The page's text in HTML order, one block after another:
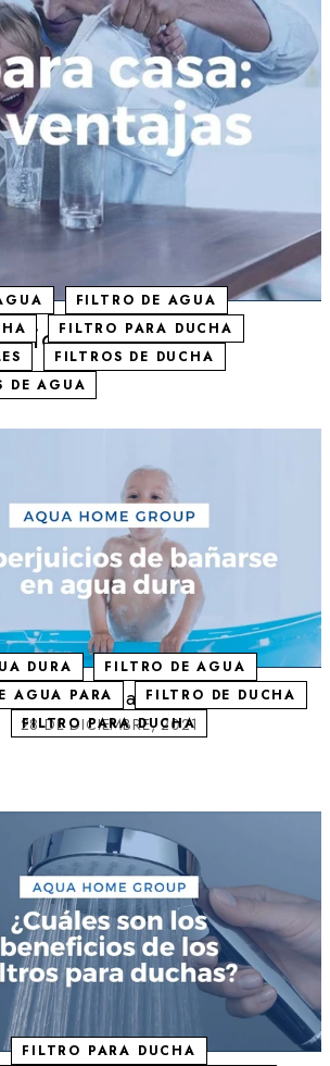
FILTRO DE AGUA
FILTRO PARA DUCHA
FILTROS DE DUCHA
DE AGUA
y ventajas
DURA
FILTRO DE AGUA
AGUA PARA
FILTRO DE DUCHA
FILTRO PARA DUCHA
de bañarse en agua dura
28 DE DICIEMBRE, 2021
FILTRO PARA DUCHA